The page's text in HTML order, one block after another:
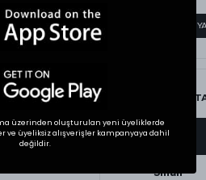
BEDEN ÖLÇÜ
BEDEN
Small
üzerinden oluşturulan yeni üyeliklerde
ve üyeliksiz alışverişler kampanyaya dahil
değildir.